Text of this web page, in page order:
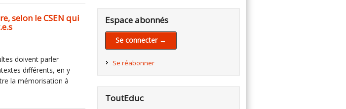
selon le CSEN qui
doivent parler
différents, en y
la mémorisation à
Espace abonnés
Se connecter →
Se réabonner
ToutEduc